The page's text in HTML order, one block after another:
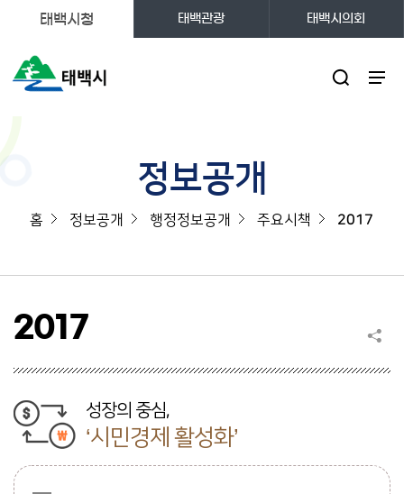
태백시청 태백관광 태백시의회
정보공개
홈 정보공개 행정정보공개 주요시책 2017
2017
성장의 중심,
‘시민경제 활성화’